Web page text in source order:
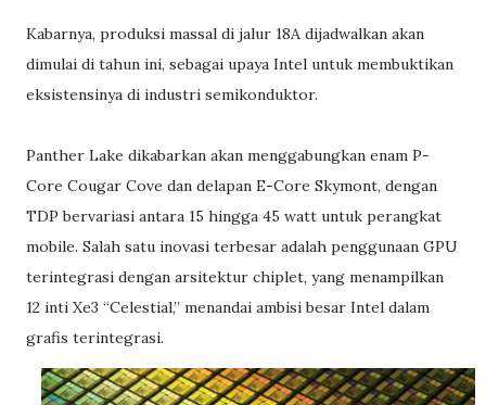
Kabarnya, produksi massal di jalur 18A dijadwalkan akan
dimulai di tahun ini, sebagai upaya Intel untuk membuktikan
eksistensinya di industri semikonduktor.
Panther Lake dikabarkan akan menggabungkan enam P-
Core Cougar Cove dan delapan E-Core Skymont, dengan
TDP bervariasi antara 15 hingga 45 watt untuk perangkat
mobile. Salah satu inovasi terbesar adalah penggunaan GPU
terintegrasi dengan arsitektur chiplet, yang menampilkan
12 inti Xe3 “Celestial,” menandai ambisi besar Intel dalam
grafis terintegrasi.